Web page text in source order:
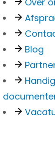
Blog
Particulier
Zakelijk